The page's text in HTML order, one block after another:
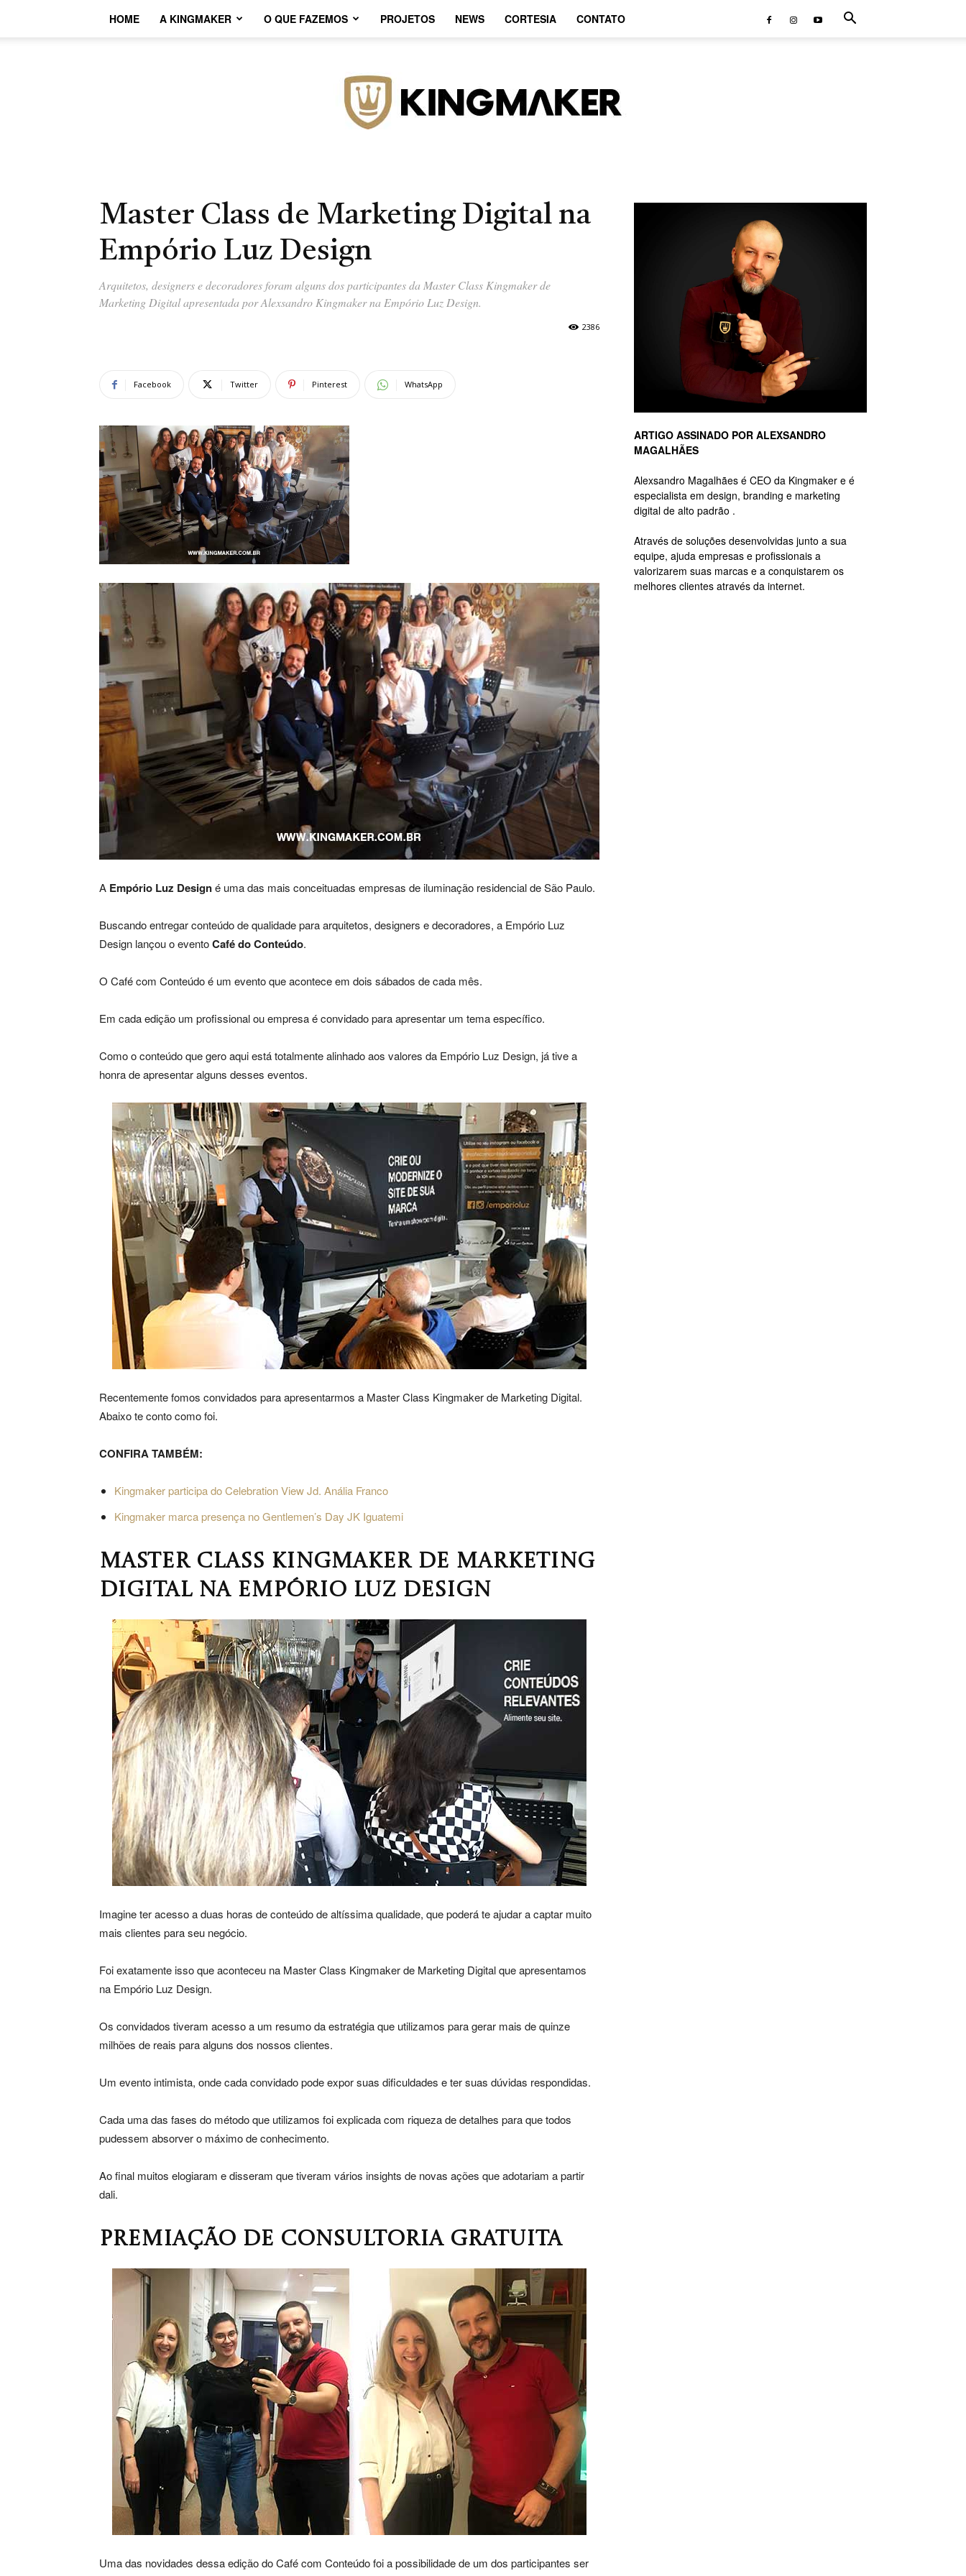
HOME A KINGMAKER O QUE FAZEMOS PROJETOS NEWS CORTESIA CONTATO
Agência
Alto
Padrão,
Luxo
na
Rua
Jardins
–
Master Class de Marketing Digital na
Empório Luz Design
Arquitetos, designers e decoradores foram alguns dos participantes da Master Class Kingmaker de
Marketing Digital apresentada por Alexsandro Kingmaker na Empório Luz Design.
2386
Facebook Twitter Pinterest WhatsApp
A Empório Luz Designé uma das mais conceituadas empresas de iluminação residencial de São Paulo.
Buscando entregar conteúdo de qualidade para arquitetos, designers e decoradores, a Empório Luz
Design lançou o eventoCafé do Conteúdo.
O Café com Conteúdo é um evento que acontece em dois sábados de cada mês.
Em cada edição um profissional ou empresa é convidado para apresentar um tema específico.
Como o conteúdo que gero aqui está totalmente alinhado aos valores da Empório Luz Design, já tive a
honra de apresentar alguns desses eventos.
Recentemente fomos convidados para apresentarmos a Master Class Kingmaker de Marketing Digital.
Abaixo te conto como foi.
CONFIRA TAMBÉM:
Kingmaker participa do Celebration View Jd. Anália Franco
Kingmaker marca presença no Gentlemen’s Day JK Iguatemi
MASTER CLASS KINGMAKER DE MARKETING
DIGITAL NA EMPÓRIO LUZ DESIGN
Imagine ter acesso a duas horas de conteúdo de altíssima qualidade, que poderá te ajudar a captar muito
mais clientes para seu negócio.
Foi exatamente isso que aconteceu na Master Class Kingmaker de Marketing Digital que apresentamos
na Empório Luz Design.
Os convidados tiveram acesso a um resumo da estratégia que utilizamos para gerar mais de quinze
milhões de reais para alguns dos nossos clientes.
Um evento intimista, onde cada convidado pode expor suas dificuldades e ter suas dúvidas respondidas.
Cada uma das fases do método que utilizamos foi explicada com riqueza de detalhes para que todos
pudessem absorver o máximo de conhecimento.
Ao final muitos elogiaram e disseram que tiveram vários insights de novas ações que adotariam a partir
dali.
PREMIAÇÃO DE CONSULTORIA GRATUITA
Uma das novidades dessa edição do Café com Conteúdo foi a possibilidade de um dos participantes ser
ARTIGO ASSINADO POR ALEXSANDRO
MAGALHÃES
Alexsandro Magalhães é CEO da Kingmaker e é
especialista em design, branding e marketing
digital de alto padrão .
Através de soluções desenvolvidas junto a sua
equipe, ajuda empresas e profissionais a
valorizarem suas marcas e a conquistarem os
melhores clientes através da internet.